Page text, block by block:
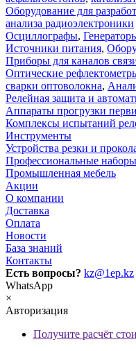
Оборудование для
анализа радиоэлектроники
Осциллографы,
Источники питания,
Приборы для каналов
Оптические
сварки оптоволокна,
Релейная защита и
Аппараты прогрузки
Комплексы испытаний
Инструменты
Устройства резки и
Профессиональные наборы
Промышленная мебель
Акции
О компании
Доставка
Оплата
Новости
База знаний
Контакты
Есть вопросы? kz@1ep.kz
WhatsApp
×
Авторизация
Получите расчёт